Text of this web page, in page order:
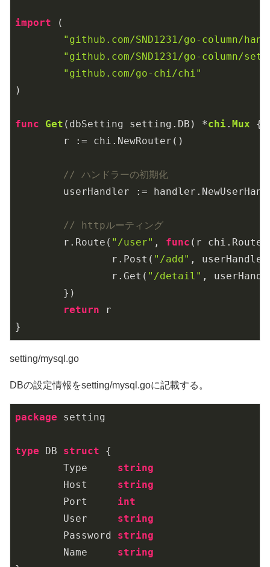
import (
"github.com/SND1231/go-column/
"github.com/SND1231/go-column/
"github.com/go-chi/chi"
)
func Get (dbSetting setting.DB) *chi . Mux {
// ハンドラーの初期化
// httpルーティング
	r.Route(
"/user" , func (r
		r.Post(
"/add" ,
		r.Get(
"/detail" ,
return r
}
setting/mysql.go
DBの設定情報をsetting/mysql.goに記載する。
package setting
type DB struct {
	Type
string
	Host
string
	Port
int
	User
string
	Password
string
	Name
string